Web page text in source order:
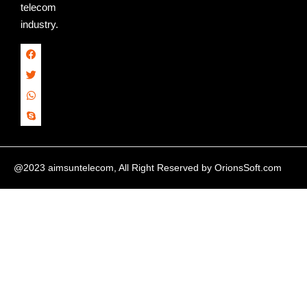
telecom
industry.
@2023 aimsuntelecom, All Right Reserved by OrionsSoft.com